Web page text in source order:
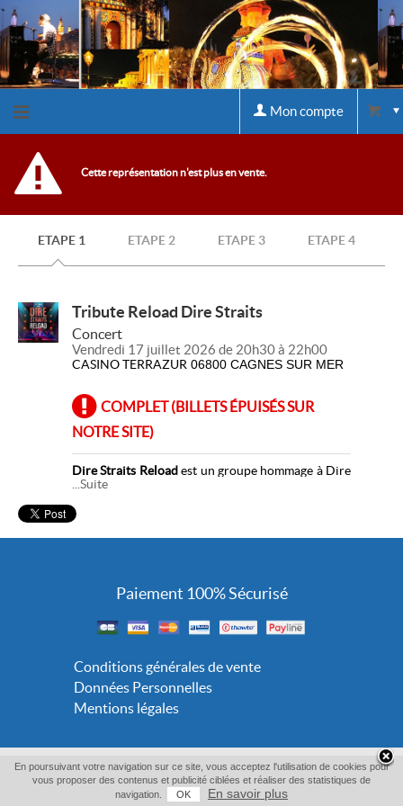
Retour
l'accueil
Retour
au site
Mon compte
Cette représentation n'est plus en vente.
ETAPE 1 ETAPE 2 ETAPE 3 ETAPE 4
Tribute Reload Dire Straits
Concert
Vendredi 17 juillet 2026 de 20h30 à 22h00
CASINO TERRAZUR 06800 CAGNES SUR MER
COMPLET (BILLETS ÉPUISÉS SUR
NOTRE SITE)
Dire Straits Reloadest un groupe hommage à Dire
Straits, construit autour d'une interprétation
d'origine.
Le concert met en avant les sonorités
section rythmique), pour recréer
l'accueil des personnes à mobilité réduite (PMR
...Suite
Paiement 100% Sécurisé
Conditions générales de vente
Données Personnelles
Mentions légales
En poursuivant votre navigation sur ce site, vous acceptez l'utilisation de cookies pour
vous proposer des contenus et publicité ciblées et réaliser des statistiques de
navigation.
OK En savoir plus